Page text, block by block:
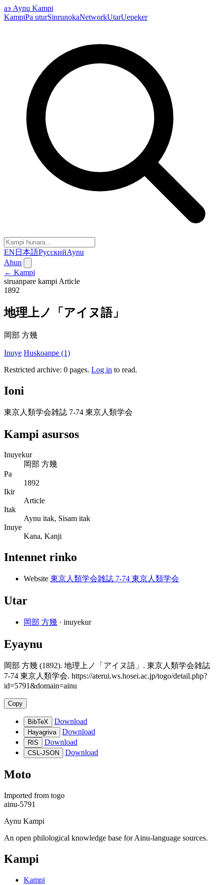
аэ Aynu Kampi
KampiPa uturSinrunokaNetworkUtarUepeker
EN 日本語РусскийAynu
Ahun
← Kampi
siruanpare kampi Article
1892
地理上ノ「アイヌ語」
岡部 方幾
Inuye Huskoanpe (1)
Restricted archive: 0 pages. Log in to read.
Ioni
東京人類学会雑誌 7-74 東京人類学会
Kampi asursos
Inuyekur
岡部 方幾
Pa
1892
Ikir
Article
Itak
Aynu itak, Sisam itak
Inuye
Kana, Kanji
Intennet rinko
Website 東京人類学会雑誌 7-74 東京人類学会
Utar
岡部 方幾 · inuyekur
Eyaynu
岡部 方幾 (1892). 地理上ノ「アイヌ語」. 東京人類学会雑誌
7-74 東京人類学会. https://aterui.ws.hosei.ac.jp/togo/detail.php?
id=5791&domain=ainu
Copy
BibTeX Download
Hayagriva Download
RIS Download
CSL-JSON Download
Moto
Imported from togo
ainu-5791
Aynu Kampi
An open philological knowledge base for Ainu-language sources.
Kampi
Kampi